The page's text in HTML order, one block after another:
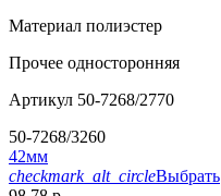
Материал полиэстер
Прочее односторонняя
Артикул 50-7268/2770
50-7268/3260
42мм
checkmark_alt_circleВыбрать